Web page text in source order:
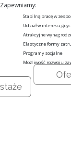
Zapewniamy:
Stabilną pracę w
Udział w
Atrakcyjne
Elastyczne formy
Programy socjalne
Możliwość rozwoju
staże